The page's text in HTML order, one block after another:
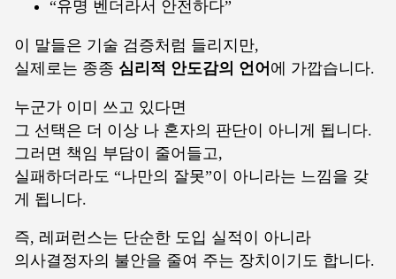
“유명 벤더라서 안전하다”
이 말들은 기술 검증처럼 들리지만,
실제로는 종종 심리적 안도감의 언어 에 가깝습니다.
누군가 이미 쓰고 있다면
그 선택은 더 이상 나 혼자의 판단이 아니게 됩니다.
그러면 책임 부담이 줄어들고,
실패하더라도 “나만의 잘못”이 아니라는 느낌을 갖
게 됩니다.
즉, 레퍼런스는 단순한 도입 실적이 아니라
의사결정자의 불안을 줄여 주는 장치이기도 합니다.